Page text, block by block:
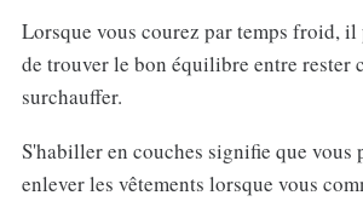
Lorsque vous courez par temps froid,
de trouver le bon équilibre entre rester
surchauffer.
S'habiller en couches signifie que vous
enlever les vêtements lorsque vous